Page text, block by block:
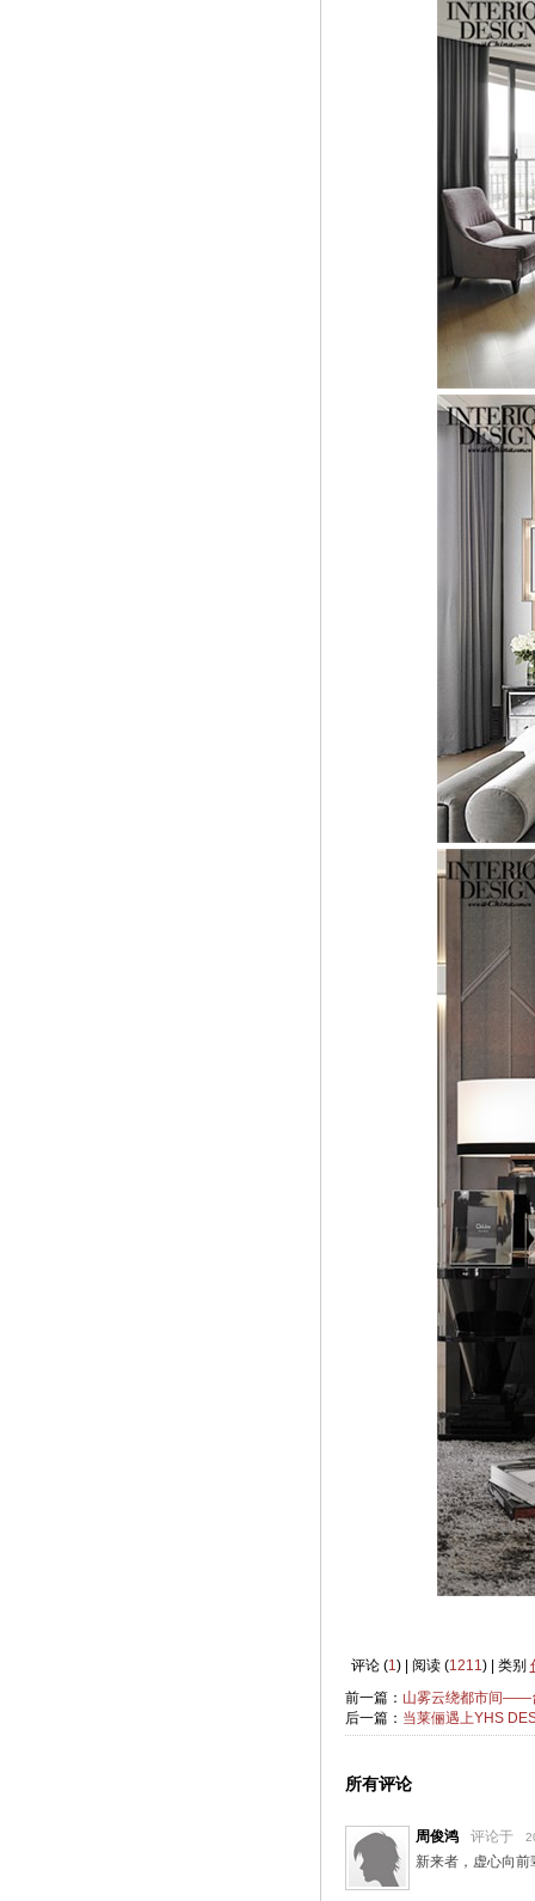
评论 (1) | 阅读 (1211) | 类别
前一篇： 山雾云绕都市间——
后一篇： 当莱俪遇上YHS
所有评论
周俊鸿 评论于
新来者，虚心向前